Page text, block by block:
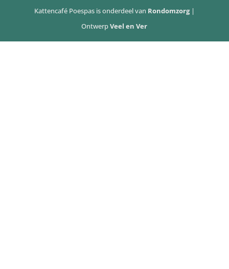
Kattencafé Poespas is onderdeel van Rondomzorg |
OntwerpVeel en Ver